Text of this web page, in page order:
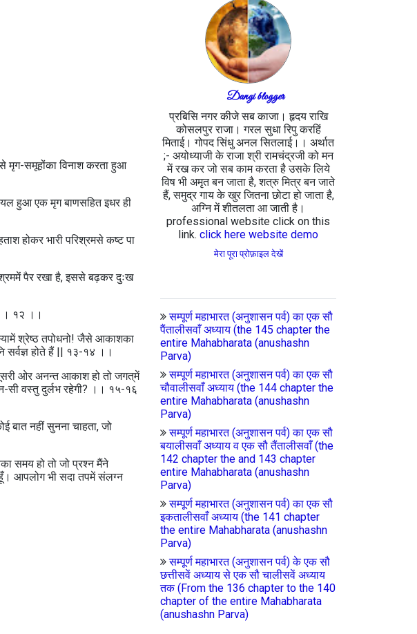
मृग-समूहोंका विनाश करता हुआ
हुआ एक मृग बाणसहित इधर ही
होकर भारी परिश्रमसे कष्ट पा
पैर रखा है, इससे बढ़कर दुःख
।। १२ ।।
श्रेष्ठ तपोधनो! जैसे आकाशका
सर्वज्ञ होते हैं || १३-१४ ।।
ओर अनन्त आकाश हो तो जगत्‌में
सी वस्तु दुर्लभ रहेगी? ।। १५-१६
बात नहीं सुनना चाहता, जो
समय हो तो जो प्रश्न मैंने
आपलोग भी सदा तपमें संलग्न
Dangi blogger
प्रबिसि नगर कीजे सब काजा। हृदय राखि
कोसलपुर राजा। गरल सुधा रिपु करहिं
मिताई। गोपद सिंधु अनल सितलाई।। अर्थात
;- अयोध्याजी के राजा श्री रामचंद्रजी को मन
में रख कर जो सब काम करता है उसके लिये
विष भी अमृत बन जाता है, शत्रु मित्र बन जाते
हैं, समुद्र गाय के खुर जितना छोटा हो जाता है,
अग्नि में शीतलता आ जाती है।
professional website click on this
link. click here website demo
मेरा पूरा प्रोफ़ाइल देखें
सम्पूर्ण महाभारत (अनुशासन पर्व) का एक सौ
पैंतालीसवाँ अध्याय (the 145 chapter the
entire Mahabharata (anushashn
Parva)
सम्पूर्ण महाभारत (अनुशासन पर्व) का एक सौ
चौवालीसवाँ अध्याय (the 144 chapter the
entire Mahabharata (anushashn
Parva)
सम्पूर्ण महाभारत (अनुशासन पर्व) का एक सौ
बयालीसवाँ अध्याय व एक सौ तैंतालीसवाँ (the
142 chapter the and 143 chapter
entire Mahabharata (anushashn
Parva)
सम्पूर्ण महाभारत (अनुशासन पर्व) का एक सौ
इकतालीसवाँ अध्याय (the 141 chapter
the entire Mahabharata (anushashn
Parva)
सम्पूर्ण महाभारत (अनुशासन पर्व) के एक सौ
छत्तीसवें अध्याय से एक सौ चालीसवें अध्याय
तक (From the 136 chapter to the 140
chapter of the entire Mahabharata
(anushashn Parva)